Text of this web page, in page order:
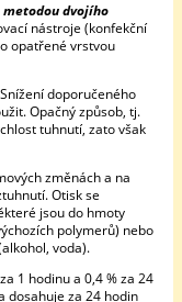
metodou dvojího
nástroje (konfekční
opatřené vrstvou
doporučeného
Opačný způsob, tj.
tuhnutí, zato však
změnách a na
Otisk se
jsou do hmoty
polymerů) nebo
voda).
1 hodinu a 0,4 % za 24
dosahuje za 24 hodin